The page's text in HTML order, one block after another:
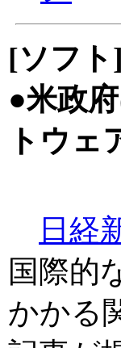
[ソフ
●米政
トウ
日経
国際的
かかる